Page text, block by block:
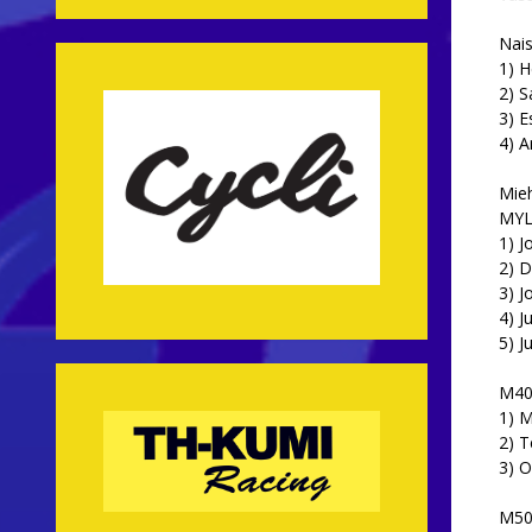
1)
2)
3)
4)
MYL
1)
2)
3)
4)
5)
M40
1)
2)
3)
M50